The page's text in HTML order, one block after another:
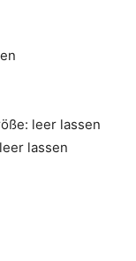
leer lassen
lassen